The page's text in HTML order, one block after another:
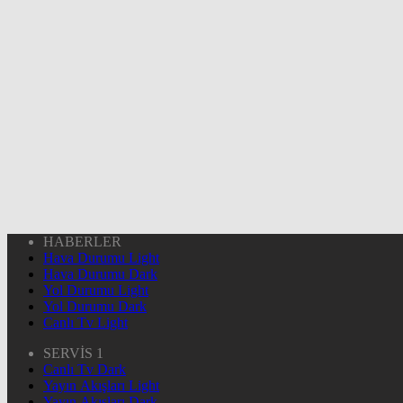
HABERLER
Hava Durumu Light
Hava Durumu Dark
Yol Durumu Light
Yol Durumu Dark
Canlı Tv Light
SERVİS 1
Canlı Tv Dark
Yayın Akışları Light